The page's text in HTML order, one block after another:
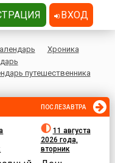
Хроника
путешественника
ПОСЛЕЗАВТРА
11 августа
2026 года,
вторник
ВХОД